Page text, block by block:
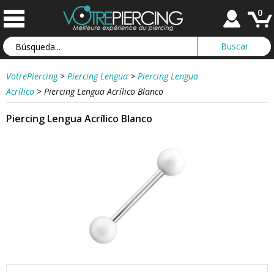
0
VotrePiercing > Piercing Lengua > Piercing Lengua
Acrílico > Piercing Lengua Acrílico Blanco
Piercing Lengua Acrílico Blanco